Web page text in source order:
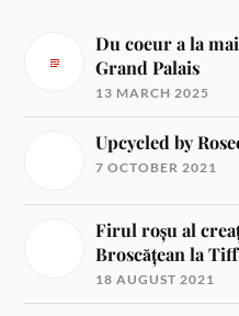
Du coeur a la
Grand Palais
13 MARCH 2025
Upcycled by
7 OCTOBER 2021
Firul roșu al
Broscățean la Tiff
18 AUGUST 2021